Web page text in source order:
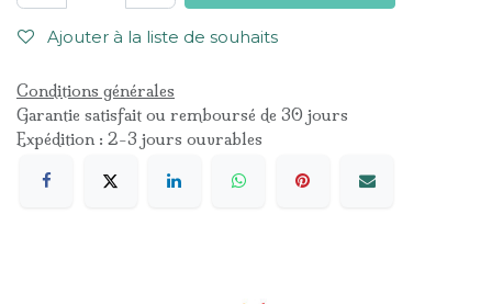
Ajouter à la liste de souhaits
Conditions générales
Garantie satisfait ou remboursé de 30 jours
Expédition : 2-3 jours ouvrables